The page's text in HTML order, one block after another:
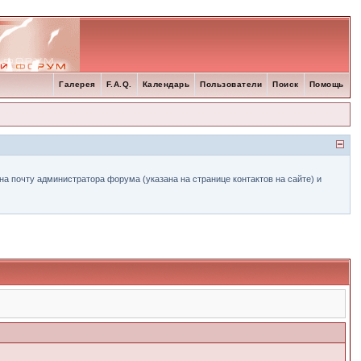
Помощь
Поиск
Пользователи
Календарь
F.A.Q.
Галерея
администратора форума (указана на странице контактов на сайте) и